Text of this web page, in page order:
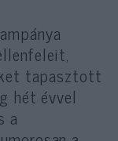
tapasztott
hét évvel
a